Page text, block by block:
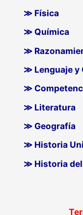
≫ Física
≫ Química
≫
≫ Lenguaje y
≫
≫ Literatura
≫ Geografía
≫ Historia
≫ Historia del